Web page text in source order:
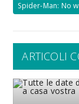
Spider-Man: No
ARTICOLI